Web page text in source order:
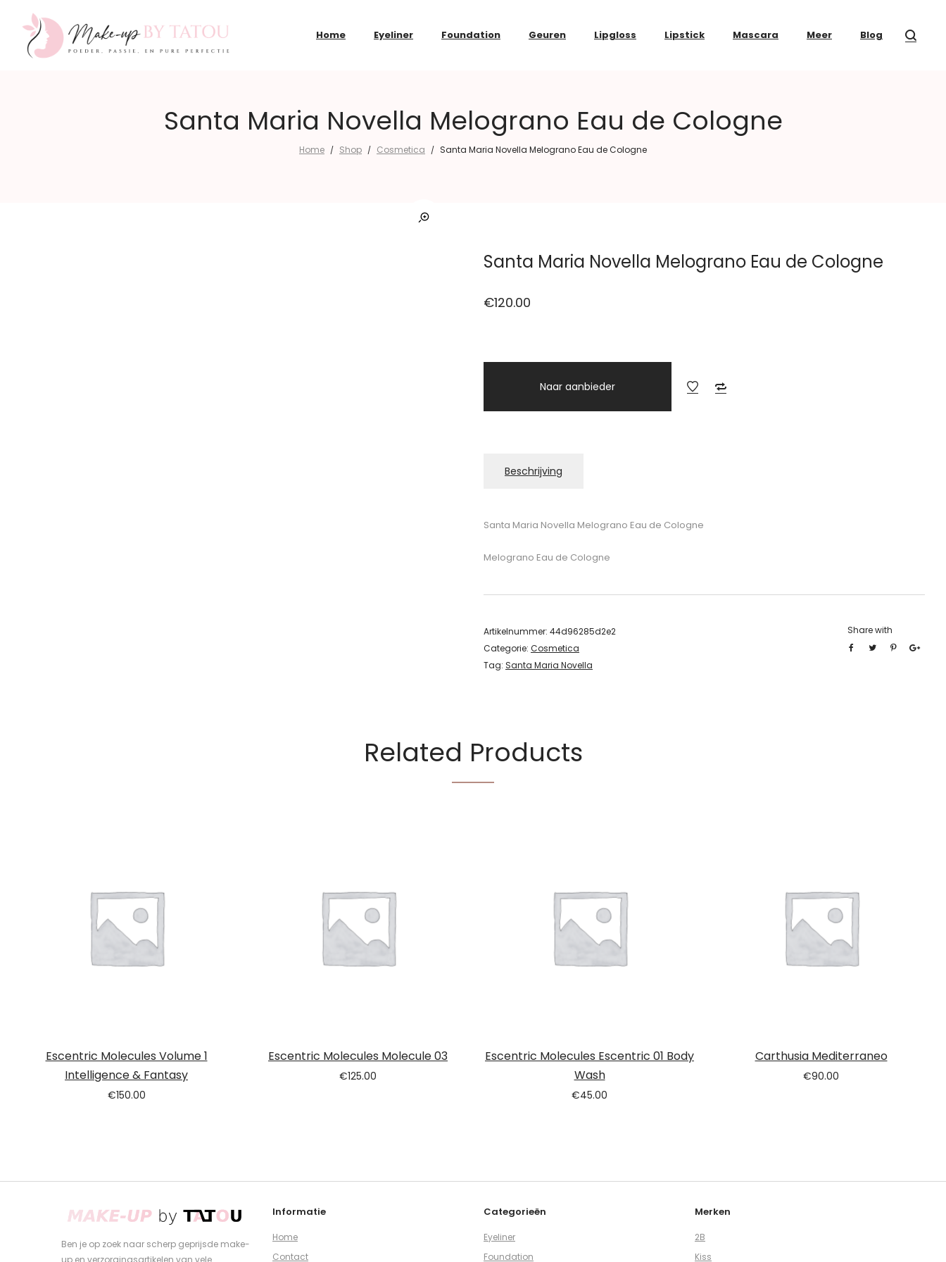
Home Eyeliner Foundation Geuren Lipgloss Lipstick Mascara Meer Blog
Santa Maria Novella Melograno Eau de Cologne
Home / Shop / Cosmetica / Santa Maria Novella Melograno Eau de Cologne
Santa Maria Novella Melograno Eau de Cologne
€120.00
Naar aanbieder
Beschrijving
Santa Maria Novella Melograno Eau de Cologne
Melograno Eau de Cologne
Artikelnummer: 44d96285d2e2
Categorie: Cosmetica
Tag: Santa Maria Novella
Share with
Related Products
Escentric Molecules Volume 1
Intelligence & Fantasy
€150.00
Escentric Molecules Molecule 03
€125.00
Escentric Molecules Escentric 01 Body
Wash
€45.00
Carthusia Mediterraneo
€90.00
Ben je op zoek naar scherp geprijsde make-
up en verzorgingsartikelen van vele
Informatie
Home
Contact
Categorieën
Eyeliner
Foundation
Merken
2B
Kiss